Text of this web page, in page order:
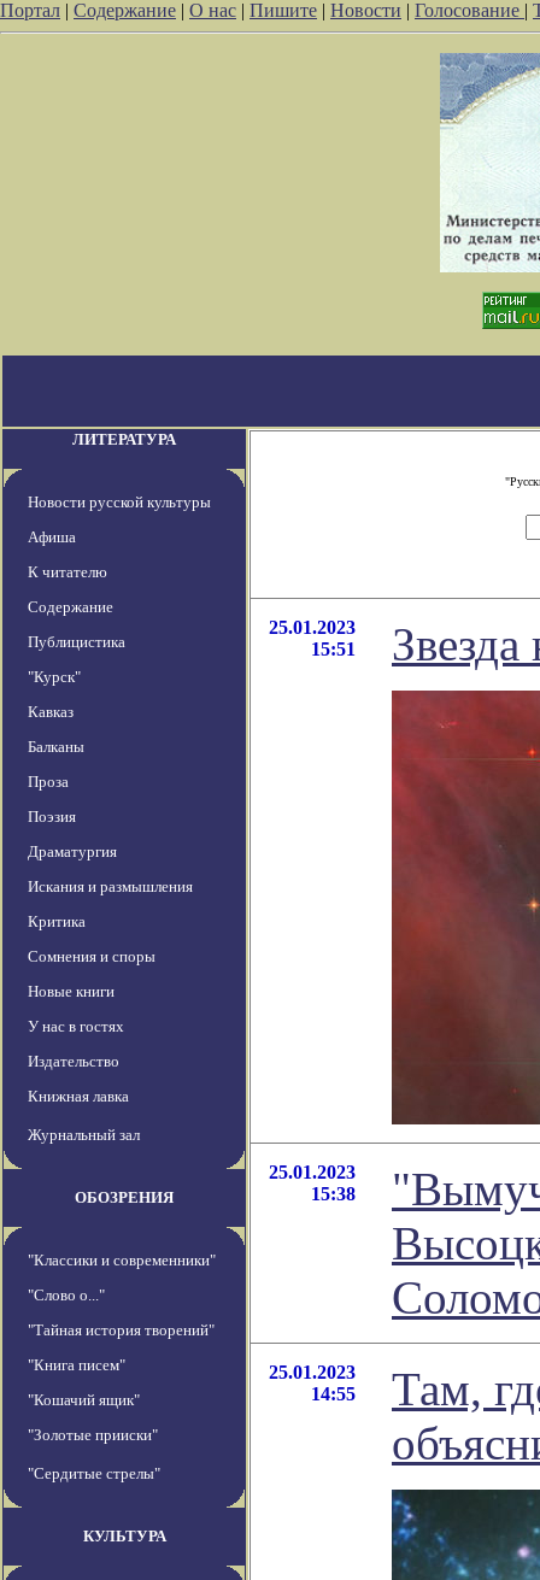
Портал | Содержание | О нас | Пишите | Новости | Голосование |
ЛИТЕРАТУРА
Новости русской культуры
Афиша
К читателю
Содержание
Публицистика
"Курск"
Кавказ
Балканы
Проза
Поэзия
Драматургия
Искания и размышления
Критика
Сомнения и споры
Новые книги
У нас в гостях
Издательство
Книжная лавка
Журнальный зал
ОБОЗРЕНИЯ
"Классики и современники"
"Слово о..."
"Тайная история творений"
"Книга писем"
"Кошачий ящик"
"Золотые прииски"
"Сердитые стрелы"
КУЛЬТУРА
25.01.2023
15:51
25.01.2023
15:38
25.01.2023
14:55
Там,